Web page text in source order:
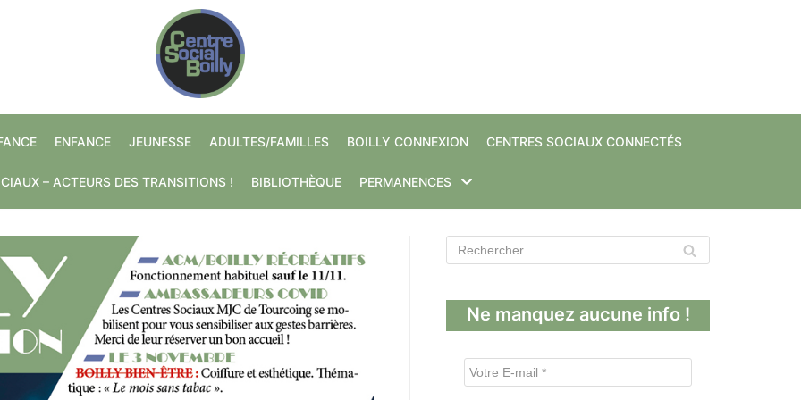
ENFANCE JEUNESSE ADULTES/FAMILLES BOILLY CONNEXION CENTRES SOCIAUX CONNECTÉS
– ACTEURS DES TRANSITIONS ! BIBLIOTHÈQUE PERMANENCES
Ne manquez aucune info !
V
o